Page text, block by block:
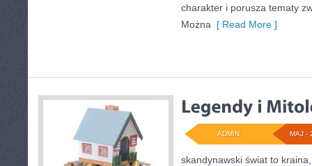
charakter i porusza tematy
Można [ Read More ]
MAJ -
ADMIN
skandynawski świat to